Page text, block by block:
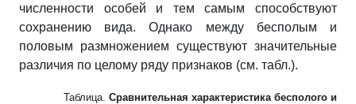
численности особей и тем самым способствуют
сохранению вида. Однако между бесполым и
половым размножением существуют значительные
различия по целому ряду признаков (см. табл.).
Таблица. Сравнительная характеристика бесполого и